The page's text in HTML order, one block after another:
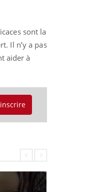
sont la
Il n’y a pas
aider à